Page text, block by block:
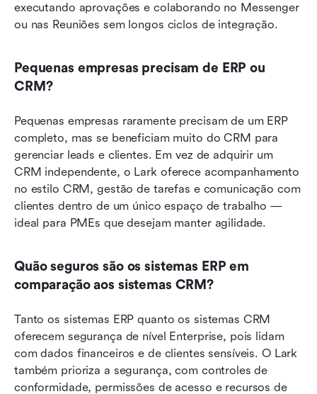
executando aprovações e colaborando no Messenger
ou nas Reuniões sem longos ciclos de integração.
Pequenas empresas precisam de ERP ou
CRM?
Pequenas empresas raramente precisam de um ERP
completo, mas se beneficiam muito do CRM para
gerenciar leads e clientes. Em vez de adquirir um
CRM independente, o Lark oferece acompanhamento
no estilo CRM, gestão de tarefas e comunicação com
clientes dentro de um único espaço de trabalho —
ideal para PMEs que desejam manter agilidade.
Quão seguros são os sistemas ERP em
comparação aos sistemas CRM?
Tanto os sistemas ERP quanto os sistemas CRM
oferecem segurança de nível Enterprise, pois lidam
com dados financeiros e de clientes sensíveis. O Lark
também prioriza a segurança, com controles de
conformidade, permissões de acesso e recursos de